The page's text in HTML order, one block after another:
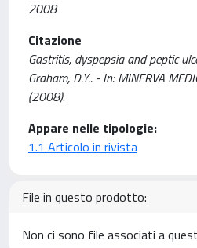
2008
Citazione
Gastritis, dyspepsia and peptic
Graham, D.Y.. - In: MINERVA
(2008).
Appare nelle tipologie:
1.1 Articolo in rivista
File in questo prodotto:
Non ci sono file associati a